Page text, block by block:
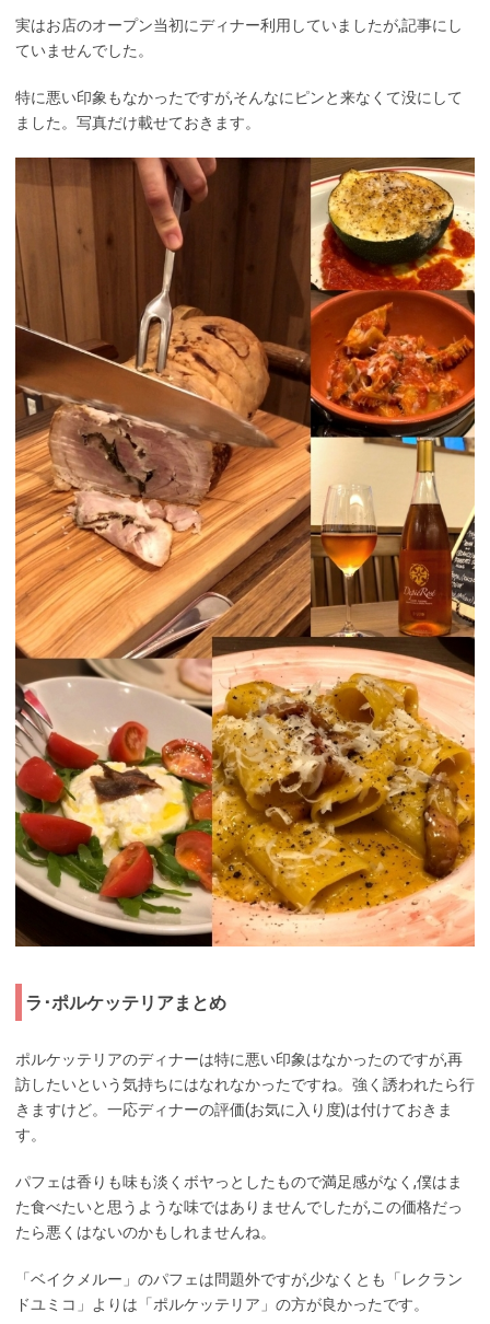
実はお店のオープン当初にディナー利用していましたが,記事にし
ていませんでした。
特に悪い印象もなかったですが,そんなにピンと来なくて没にして
ました。写真だけ載せておきます。
ラ･ポルケッテリアまとめ
ポルケッテリアのディナーは特に悪い印象はなかったのですが,再
訪したいという気持ちにはなれなかったですね。強く誘われたら行
きますけど。一応ディナーの評価(お気に入り度)は付けておきま
す。
パフェは香りも味も淡くボヤっとしたもので満足感がなく,僕はま
た食べたいと思うような味ではありませんでしたが,この価格だっ
たら悪くはないのかもしれませんね。
「ベイクメルー」のパフェは問題外ですが,少なくとも「レクラン
ドユミコ」よりは「ポルケッテリア」の方が良かったです。